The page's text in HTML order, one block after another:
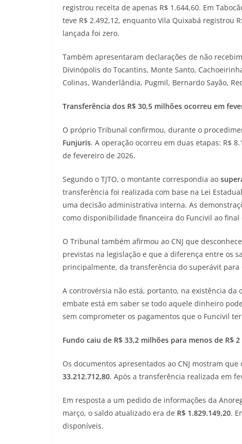
registrou receita de apenas R$ 1.644,60. Em
teve R$ 2.492,12, enquanto Vila Quixabá registrou
lançada foi zero.
Também apresentaram declarações de não
Divinópolis do Tocantins, Monte Santo,
Colinas, Wanderlândia, Pugmil, Bernardo Sayão,
Transferência dos R$ 30,5 milhões ocorreu em
O próprio Tribunal confirmou, durante o
Funjuris. A operação ocorreu em duas etapas: R$
de fevereiro de 2026.
Segundo o TJTO, o montante correspondia ao
transferência foi realizada com base na Lei
uma decisão administrativa interna. As
como disponibilidade financeira do Funcivil ao
O Tribunal também afirmou ao CNJ que
previstas na legislação e que a diferença entre os
principalmente, da transferência do superávit para
A controvérsia não está, portanto, na existência da
embate está em saber se todo aquele dinheiro
sem comprometer os pagamentos que o Funcivil
Fundo caiu de R$ 33,2 milhões para menos de R$
Os documentos apresentados ao CNJ mostram
33.212.712,80. Após a transferência realizada em
Em resposta a um pedido de informações da
março, o saldo atualizado era de R$ 1.829.149,20.
disponíveis.